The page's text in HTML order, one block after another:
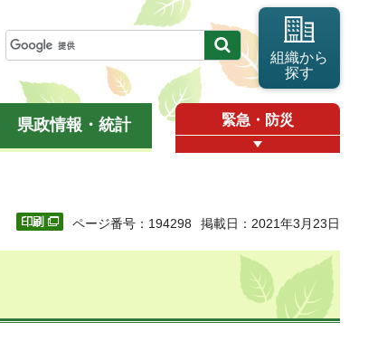
組織から
探す
県政情報・統計 緊急・防災
ページ番号：194298 掲載日：2021年3月23日